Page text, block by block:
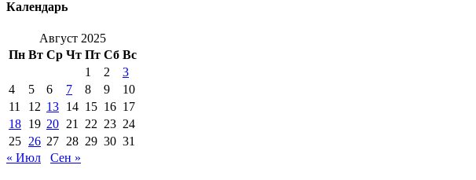
Календарь
Август 2025
Пн Вт Ср Чт Пт Сб Вс
1
2
3
4
5 6 7 8 9
10
11
12 13 14 15 16 17
18 19 20 21 22 23 24
25 26 27 28 29 30 31
« Июл
Сен »